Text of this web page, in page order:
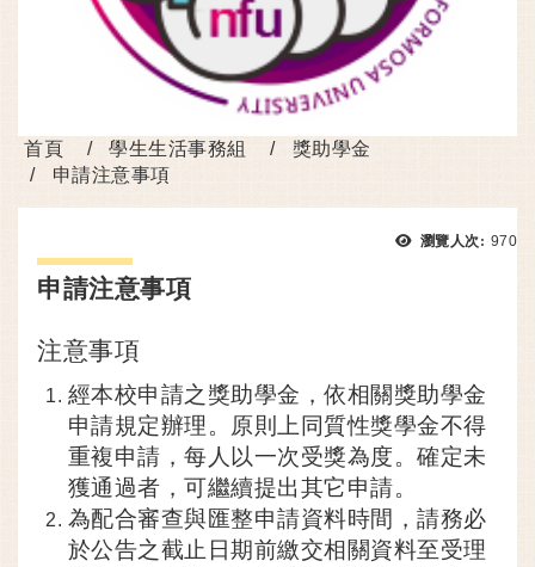
首頁 學生生活事務組
獎助學金
申請注意事項
瀏覽人次: 瀏覽
970
申請注意事項
注意事項
經本校申請之獎助學金，依相關獎助學金
申請規定辦理。原則上同質性獎學金不得
重複申請，每人以一次受獎為度。確定未
獲通過者，可繼續提出其它申請。
為配合審查與匯整申請資料時間，請務必
於公告之截止日期前繳交相關資料至受理